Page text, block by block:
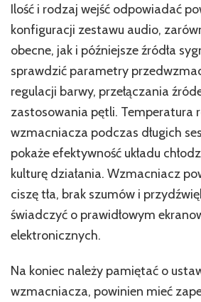
Ilość i rodzaj wejść odpowiadać
konfiguracji zestawu audio,
obecne, jak i późniejsze źródła
sprawdzić parametry
regulacji barwy, przełączania
zastosowania pętli. Temperatura
wzmacniacza podczas długich
pokaże efektywność układu
kulturę działania. Wzmacniacz
ciszę tła, brak szumów i
świadczyć o prawidłowym
elektronicznych.
Na koniec należy pamiętać o
wzmacniacza, powinien mieć